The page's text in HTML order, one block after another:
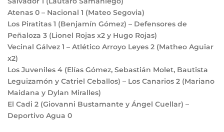
Atenas 0 – Nacional 1 (Mateo Segovia)
Los Piratitas 1 (Benjamín Gómez) – Defensores de
Peñaloza 3 (Lionel Rojas x2 y Hugo Rojas)
Vecinal Gálvez 1 – Atlético Arroyo Leyes 2 (Matheo Aguiar
x2)
Los Juveniles 4 (Elías Gómez, Sebastián Molet, Bautista
Leguizamón y Catriel Ceballos) – Los Canarios 2 (Mariano
Maidana y Dylan Miralles)
El Cadi 2 (Giovanni Bustamante y Ángel Cuellar) –
Deportivo Agua 0